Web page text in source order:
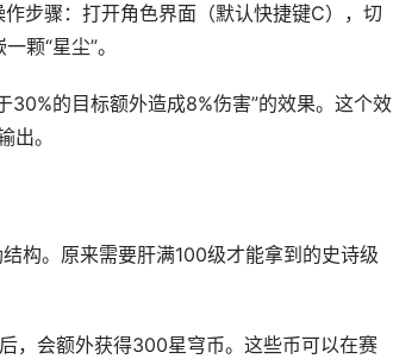
步骤：打开角色界面（默认快捷键C），切
颗“星尘”。
30%的目标额外造成8%伤害”的效果。这个效
出。
构。原来需要肝满100级才能拿到的史诗级
，会额外获得300星穹币。这些币可以在赛